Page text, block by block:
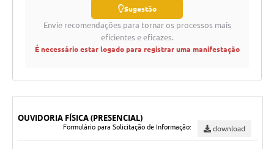
Sugestão
Envie recomendações para tornar os processos mais
eficientes e eficazes.
É necessário estar logado para registrar uma manifestação
OUVIDORIA FÍSICA (PRESENCIAL)
Formulário para Solicitação de Informação: download